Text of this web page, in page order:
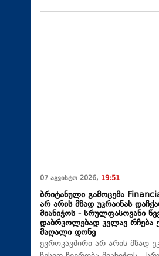
07 აგვისტო 2026, 19:51
ბრიტანული გამოცემა
არ არის მზად უკრაინას
მიანიჭოს - სრულფასოვანი
დაბრკოლებად კვლავ რჩება
მაღალი დონე
ევროკავშირი არ არის მზად